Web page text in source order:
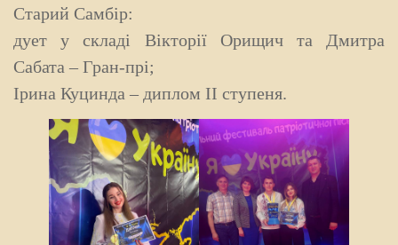
Старий Самбір:
дует у складі Вікторії Орищич та Дмитра
Сабата – Гран-прі;
Ірина Куцинда – диплом ІІ ступеня.